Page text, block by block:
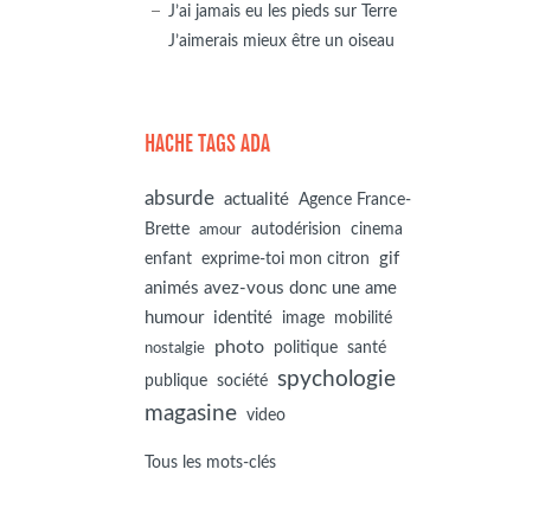
J’ai jamais eu les pieds sur Terre
J’aimerais mieux être un oiseau
HACHE TAGS ADA
absurde actualité Agence France-
Brette
amour autodérision
cinema
enfant exprime-toi mon citron
gif
animés avez-vous donc une ame
humour identité image mobilité
nostalgie photo politique santé
publique société spychologie
magasine video
Tous les mots-clés